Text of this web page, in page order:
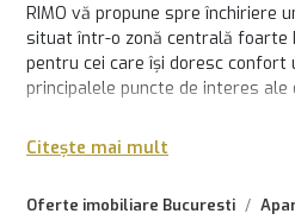
Oferte imobiliare Bucuresti
RIMO vă propune spre închiriere
situat într-o zonă centrală foarte
pentru cei care își doresc confort
principalele puncte de interes ale
complet mobilat și utilat, fiind
prin centrală de imobil, oferind
Citește mai mult